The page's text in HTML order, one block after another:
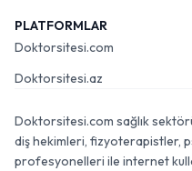
PLATFORMLAR
Doktorsitesi.com
Doktorsitesi.az
Doktorsitesi.com sağlık
diş hekimleri, fizyoterapistler,
profesyonelleri ile internet